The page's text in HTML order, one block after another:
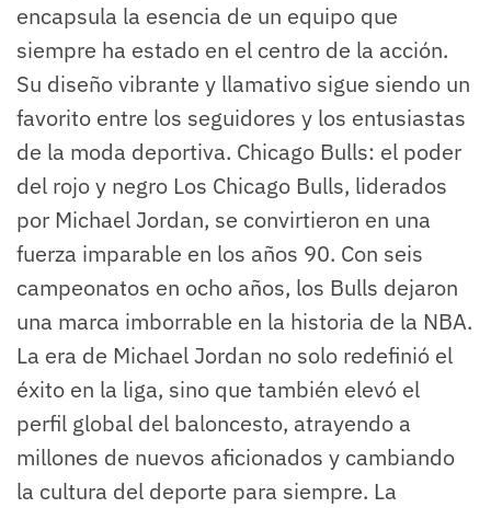
encapsula la esencia de un equipo que
siempre ha estado en el centro de la acción.
Su diseño vibrante y llamativo sigue siendo un
favorito entre los seguidores y los entusiastas
de la moda deportiva. Chicago Bulls: el poder
del rojo y negro Los Chicago Bulls, liderados
por Michael Jordan, se convirtieron en una
fuerza imparable en los años 90. Con seis
campeonatos en ocho años, los Bulls dejaron
una marca imborrable en la historia de la NBA.
La era de Michael Jordan no solo redefinió el
éxito en la liga, sino que también elevó el
perfil global del baloncesto, atrayendo a
millones de nuevos aficionados y cambiando
la cultura del deporte para siempre. La